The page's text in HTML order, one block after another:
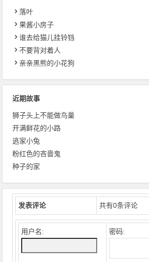
落叶
果酱小房子
谁去给猫儿挂铃铛
不要背对着人
亲亲黑熊的小花狗
近期故事
狮子头上不能做鸟巢
开满鲜花的小路
逃家小兔
粉红色的吝啬鬼
种子的家
发表评论 共有0条评论
用户名: 密码: